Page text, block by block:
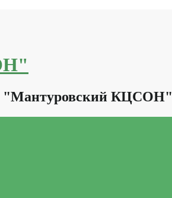
"Мантуровский КЦСОН"